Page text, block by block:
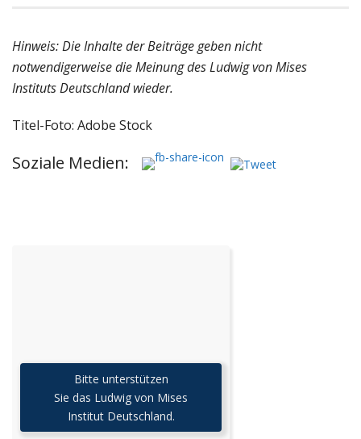
Hinweis: Die Inhalte der Beiträge geben nicht
notwendigerweise die Meinung des Ludwig von Mises
Instituts Deutschland wieder.
Titel-Foto: Adobe Stock
Soziale Medien:
Bitte unterstützen
Sie das Ludwig von Mises
Institut Deutschland.